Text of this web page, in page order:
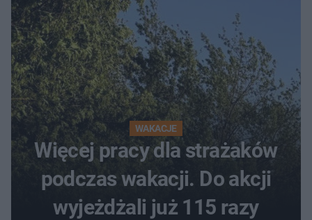
WAKACJE
Więcej pracy dla strażaków
podczas wakacji. Do akcji
wyjeżdżali już 115 razy